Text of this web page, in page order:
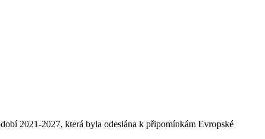
2021-2027, která byla odeslána k připomínkám Evropské